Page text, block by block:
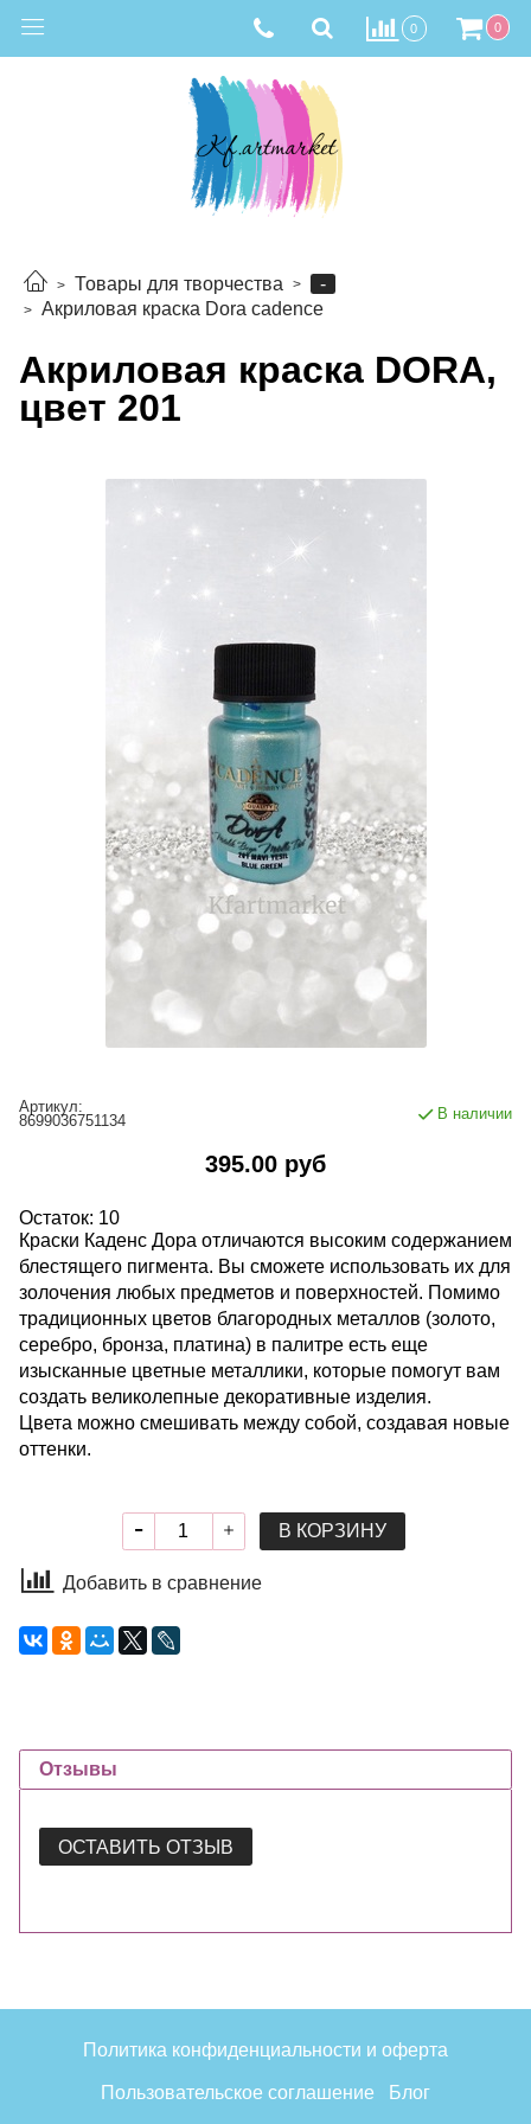
0 0
Товары для творчества
-
Акриловая краска Dora cadence
Акриловая краска DORA,
цвет 201
Артикул:
8699036751134
В наличии
395.00 руб
Остаток: 10
Краски Каденс Дора отличаются высоким содержанием
блестящего пигмента. Вы сможете использовать их для
золочения любых предметов и поверхностей. Помимо
традиционных цветов благородных металлов (золото,
серебро, бронза, платина) в палитре есть еще
изысканные цветные металлики, которые помогут вам
создать великолепные декоративные изделия.
Цвета можно смешивать между собой, создавая новые
оттенки.
В КОРЗИНУ
Добавить в сравнение
Отзывы
ОСТАВИТЬ ОТЗЫВ
Политика конфиденциальности и оферта
Пользовательское соглашение Блог